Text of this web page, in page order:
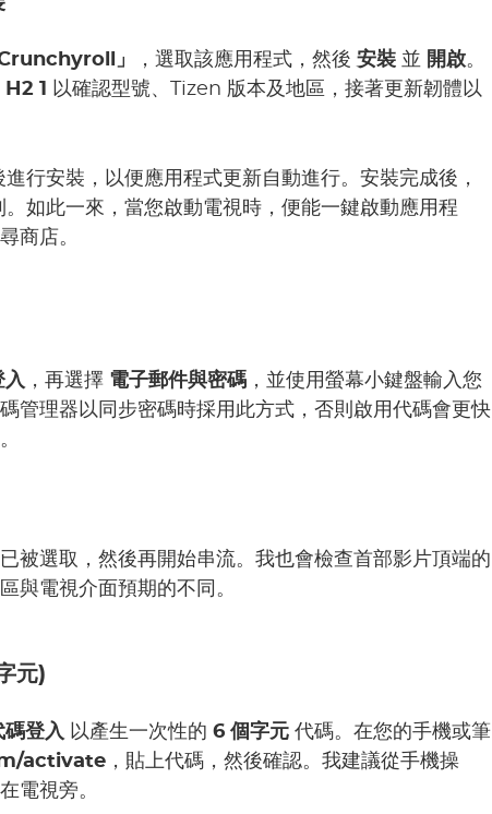
Crunchyroll」 ，選取該應用程式，然後 安裝 並 開啟。
H2 1
以確認型號、Tizen 版本及地區，接著更新韌體以
行安裝，以便應用程式更新自動進行。安裝完成後，
如此一來，當您啟動電視時，便能一鍵啟動應用程
商店。
入 ，再選擇 電子郵件與密碼 ，並使用螢幕小鍵盤輸入您
管理器以同步密碼時採用此方式，否則啟用代碼會更快
被選取，然後再開始串流。我也會檢查首部影片頂端的
與電視介面預期的不同。
元)
碼登入 以產生一次性的 6 個字元 代碼。在您的手機或筆
activate ，貼上代碼，然後確認。我建議從手機操
電視旁。